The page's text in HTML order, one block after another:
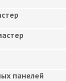
панелей